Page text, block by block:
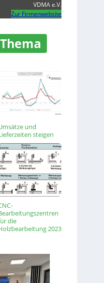
VDMA e.V.
Zur Firmenwebsite
und
steigen
die
2023